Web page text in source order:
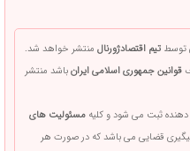
توسطتیم اقتصادژورنالمنتشر خواهد شد.
قوانین جمهوری اسلامی ایرانباشد منتشر
ثبت می شود و کلیهمسئولیت های
قضایی می باشد که در صورت هر